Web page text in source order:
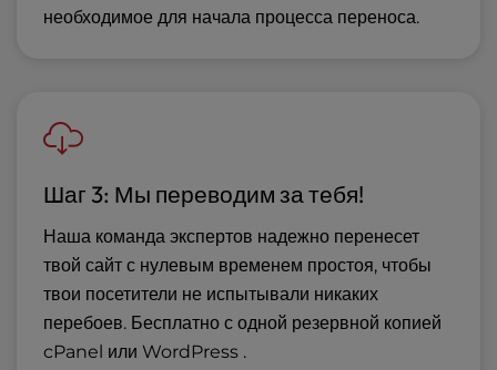
необходимое для начала процесса переноса.
Шаг 3: Мы переводим за тебя!
Наша команда экспертов надежно перенесет
твой сайт с нулевым временем простоя, чтобы
твои посетители не испытывали никаких
перебоев. Бесплатно с одной резервной копией
cPanel или WordPress .